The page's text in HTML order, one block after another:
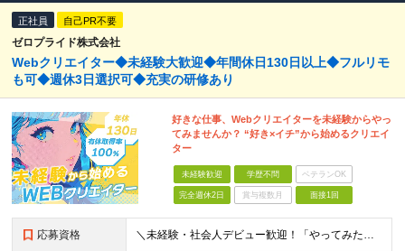
正社員 自己PR不要
ゼロプライド株式会社
Webクリエイター◆未経験大歓迎◆年間休日130日以上◆フルリモ
も可◆週休3日選択可◆充実の研修あり
好きな仕事、Webクリエイターを未経験からやっ
てみませんか？ “好き×イチ”から始めるクリエイ
ター
未経験歓迎 学歴不問 ベテランOK
完全週休2日 賞与複数月 面接1回
応募資格 ＼未経験・社会人デビュー歓迎！「やってみたい」が志望動機でもOK／ ◆学歴不問 ◎意欲・人柄重視の採用です！ ◎応募にあたって必須の条件はありません！ ┗社会人経験がない ┗ブランクがある という方